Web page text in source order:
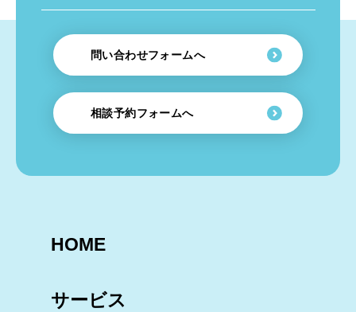
問い合わせフォームへ
相談予約フォームへ
HOME
サービス